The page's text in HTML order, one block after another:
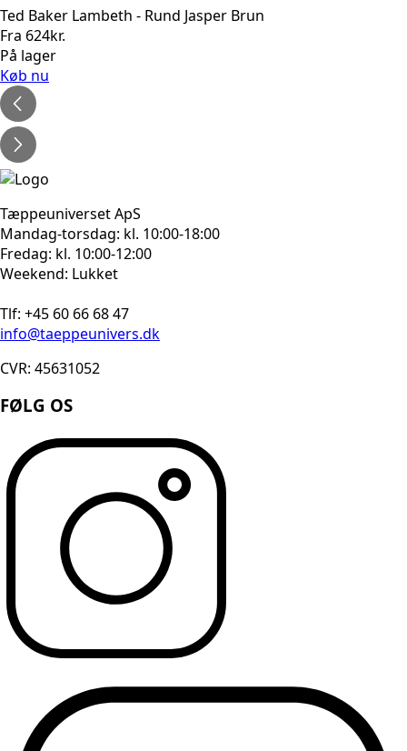
Ted Baker Lambeth - Rund Jasper Brun
Fra 624kr.
På lager
Køb nu
Tæppeuniverset ApS
Mandag-torsdag: kl. 10:00-18:00
Fredag: kl. 10:00-12:00
Weekend: Lukket
Tlf: +45 60 66 68 47
info@taeppeunivers.dk
CVR: 45631052
FØLG OS